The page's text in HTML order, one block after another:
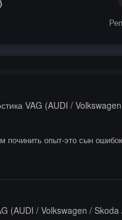
VAG (AUDI /
починить опыт-это сын
(AUDI / Volkswagen /